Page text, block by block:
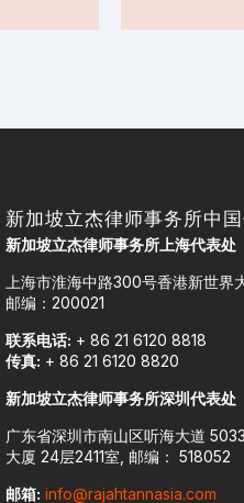
新加坡立杰律师事务所中
新加坡立杰律师事务所上海代表处
上海市淮海中路300号香港新世界
邮编：200021
联系电话: + 86 21 6120 8818
传真: + 86 21 6120 8820
新加坡立杰律师事务所深圳代表处
广东省深圳市南山区听海大道
大厦 24层2411室, 邮编： 518052
邮箱: info@rajahtannasia.com